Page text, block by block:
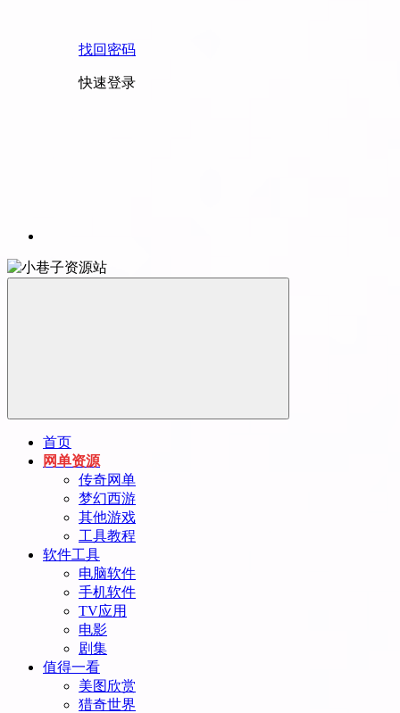
找回密码
快速登录
首页
网单资源
传奇网单
梦幻西游
其他游戏
工具教程
软件工具
电脑软件
手机软件
TV应用
电影
剧集
值得一看
美图欣赏
猎奇世界